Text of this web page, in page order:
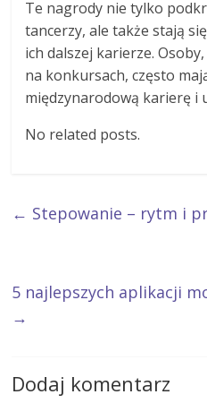
Te nagrody nie tylko
tancerzy, ale także stają
ich dalszej karierze.
na konkursach, często
międzynarodową karierę i
No related posts.
← Stepowanie – rytm i
5 najlepszych aplikacji
→
Dodaj komentarz